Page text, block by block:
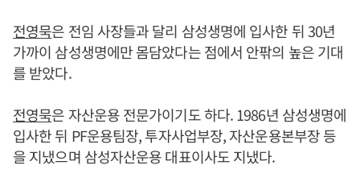
전영묵은 전임 사장들과 달리 삼성생명에 입사한 뒤 30년
가까이 삼성생명에만 몸담았다는 점에서 안팎의 높은 기대
를 받았다.
전영묵은 자산운용 전문가이기도 하다. 1986년 삼성생명에
입사한 뒤 PF운용팀장, 투자사업부장, 자산운용본부장 등
을 지냈으며 삼성자산운용 대표이사도 지냈다.